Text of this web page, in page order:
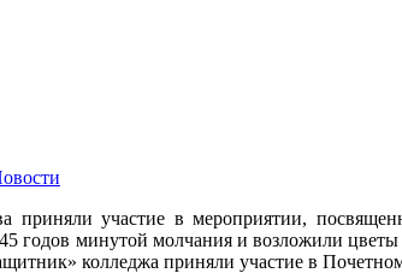
приняли участие в мероприятии,
годов минутой молчания и возложили
колледжа приняли участие в